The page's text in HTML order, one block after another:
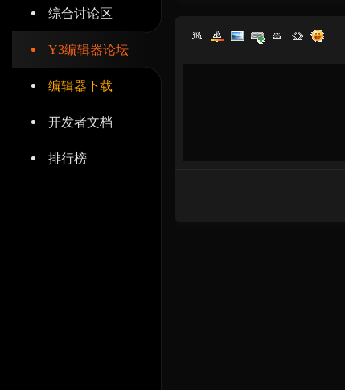
综合讨论区
Y3编辑器论坛
编辑器下载
开发者文档
排行榜